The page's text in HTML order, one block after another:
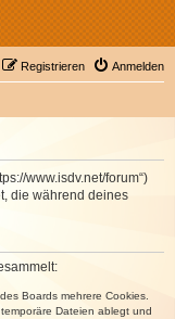
Anmelden
Registrieren
www.isdv.net/forum“)
die während deines
Boards mehrere Cookies.
Dateien ablegt und